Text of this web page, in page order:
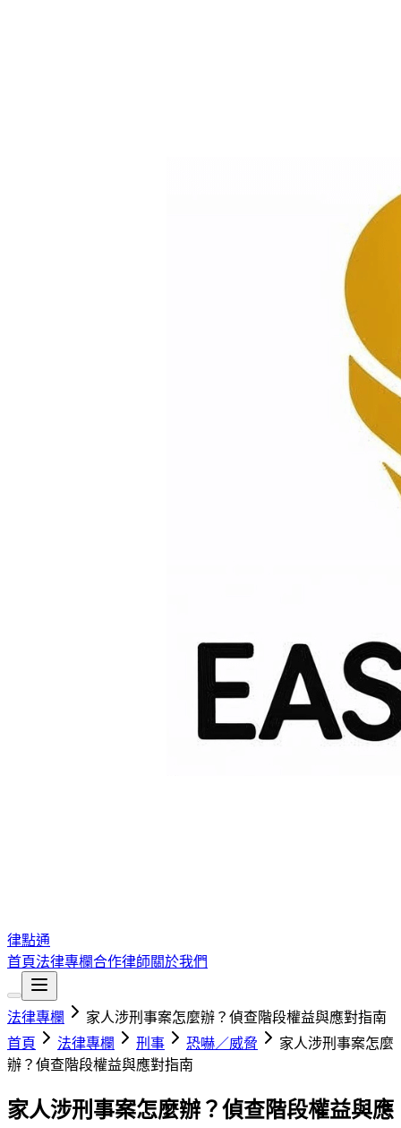
律點通
首頁法律專欄合作律師關於我們
法律專欄
家人涉刑事案怎麼辦？偵查階段權益與應對指南
首頁
法律專欄 刑事 恐嚇／威脅
家人涉刑事案怎麼
辦？偵查階段權益與應對指南
家人涉刑事案怎麼辦？偵查階段權益與應